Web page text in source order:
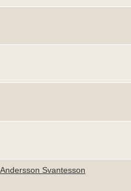
Svantesson